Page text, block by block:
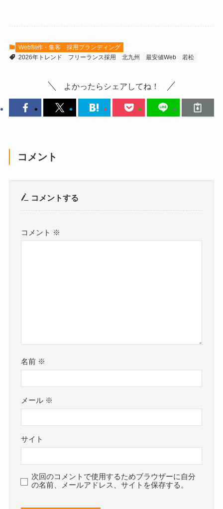
Web制作・集客
採用ブランディング
2026年トレンド
フリーランス採用 北九州 最安値Web 若松
よかったらシェアしてね！
コメント
コメントする
コメント ※
名前 ※
メール ※
サイト
次回のコメントで使用するためブラウザーに自分
の名前、メールアドレス、サイトを保存する。